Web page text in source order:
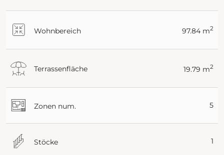
Wohnbereich 97.84 m2
Terrassenfläche 19.79 m2
Zonen num. 5
Stöcke 1